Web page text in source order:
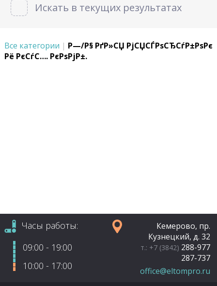
Искать в текущих результатах
Все категории | Р—/Р§ РґР»СЏ РјСЏСЃРѕСЂСѓР±РѕРє
Рё РєСѓС…. РєРѕРјР±.
Часы работы:
09:00 - 19:00
10:00 - 17:00
Кемерово, пр.
Кузнецкий, д. 32
т.: +7 (3842) 288-977
287-737
office@eltompro.ru